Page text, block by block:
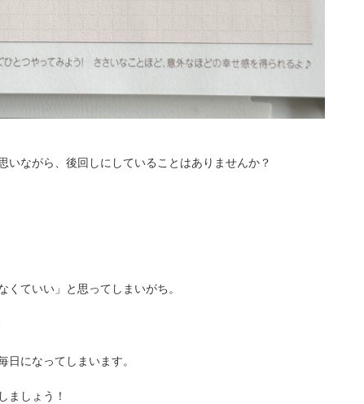
いながら、後回しにしていることはありませんか？
くていい」と思ってしまいがち。
日になってしまいます。
ましょう！